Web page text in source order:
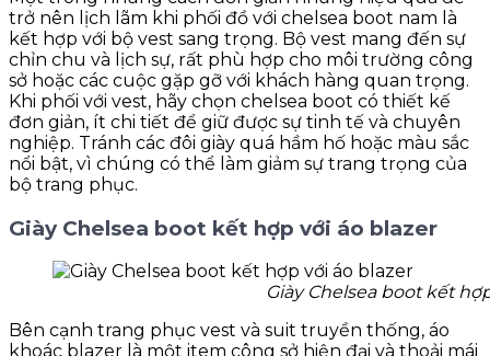
trở nên lịch lãm khi phối đồ với chelsea boot nam là
kết hợp với bộ vest sang trọng. Bộ vest mang đến sự
chỉn chu và lịch sự, rất phù hợp cho môi trường công
sở hoặc các cuộc gặp gỡ với khách hàng quan trọng.
Khi phối với vest, hãy chọn chelsea boot có thiết kế
đơn giản, ít chi tiết để giữ được sự tinh tế và chuyên
nghiệp. Tránh các đôi giày quá hầm hố hoặc màu sắc
nổi bật, vì chúng có thể làm giảm sự trang trọng của
bộ trang phục.
Giày Chelsea boot kết hợp với áo blazer
Giày Chelsea boot kết
Bên cạnh trang phục vest và suit truyền thống, áo
khoác blazer là một item công sở hiện đại và thoải mái